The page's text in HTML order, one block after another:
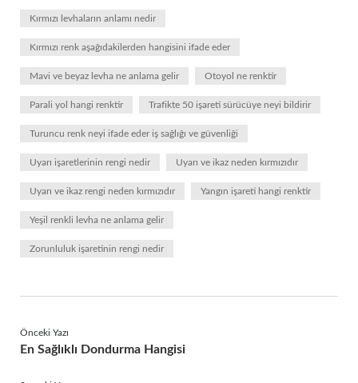
Kırmızı levhaların anlamı nedir
Kırmızı renk aşağıdakilerden hangisini ifade eder
Mavi ve beyaz levha ne anlama gelir Otoyol ne renktir
Parali yol hangi renktir Trafikte 50 işareti sürücüye neyi bildirir
Turuncu renk neyi ifade eder iş sağlığı ve güvenliği
Uyarı işaretlerinin rengi nedir Uyarı ve ikaz neden kırmızıdır
Uyarı ve ikaz rengi neden kırmızıdır Yangın işareti hangi renktir
Yeşil renkli levha ne anlama gelir
Zorunluluk işaretinin rengi nedir
Önceki Yazı
En Sağlıklı Dondurma Hangisi